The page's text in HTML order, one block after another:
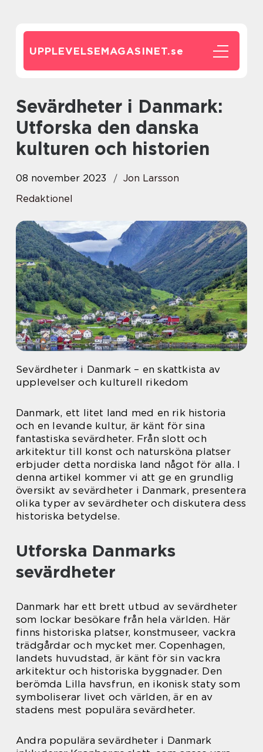
UPPLEVELSEMAGASINET.se
Sevärdheter i Danmark:
Utforska den danska
kulturen och historien
08 november 2023
Jon Larsson
Redaktionel
Sevärdheter i Danmark – en skattkista av
upplevelser och kulturell rikedom
Danmark, ett litet land med en rik historia
och en levande kultur, är känt för sina
fantastiska sevärdheter. Från slott och
arkitektur till konst och natursköna platser
erbjuder detta nordiska land något för alla. I
denna artikel kommer vi att ge en grundlig
översikt av sevärdheter i Danmark, presentera
olika typer av sevärdheter och diskutera dess
historiska betydelse.
Utforska Danmarks
sevärdheter
Danmark har ett brett utbud av sevärdheter
som lockar besökare från hela världen. Här
finns historiska platser, konstmuseer, vackra
trädgårdar och mycket mer. Copenhagen,
landets huvudstad, är känt för sin vackra
arkitektur och historiska byggnader. Den
berömda Lilla havsfrun, en ikonisk staty som
symboliserar livet och världen, är en av
stadens mest populära sevärdheter.
Andra populära sevärdheter i Danmark